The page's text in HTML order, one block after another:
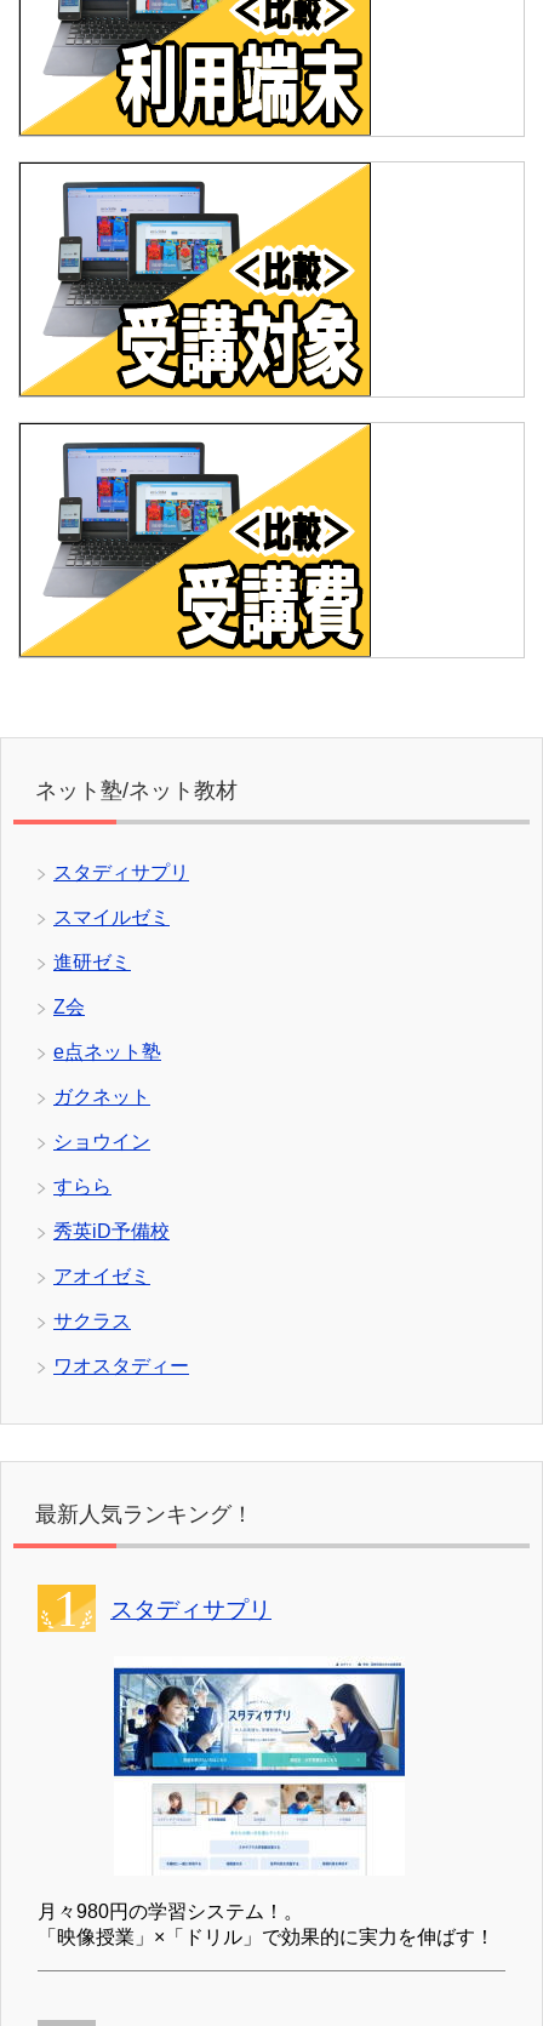
ネット塾/ネット教材
スタディサプリ
スマイルゼミ
進研ゼミ
Z会
e点ネット塾
ガクネット
ショウイン
すらら
秀英iD予備校
アオイゼミ
サクラス
ワオスタディー
最新人気ランキング！
スタディサプリ
月々980円の学習システム！。
「映像授業」×「ドリル」で効果的に実力を伸ばす！